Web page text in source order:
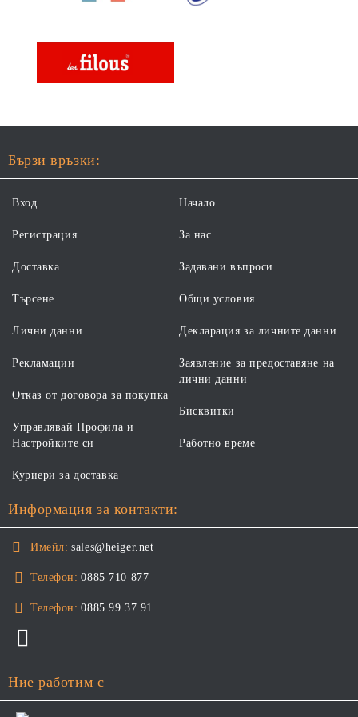
Бързи връзки:
Вход
Регистрация
Доставка
Търсене
Начало
За нас
Задавани въпроси
Общи условия
Лични данни
Рекламации
Отказ от договора за покупка
Управлявай Профила и
Настройките си
Декларация за личните данни
Заявление за предоставяне на
лични данни
Бисквитки
Работно време
Куриери за доставка
Информация за контакти:
Имейл: sales@heiger.net
Телефон: 0885 710 877
Телефон: 0885 99 37 91
Ние работим с